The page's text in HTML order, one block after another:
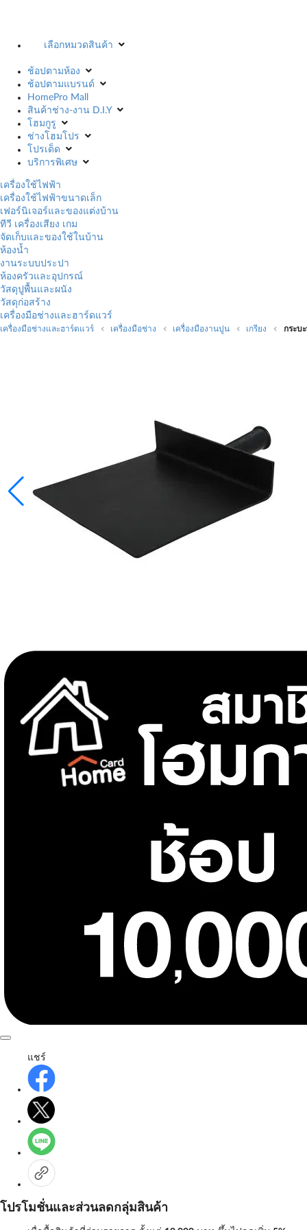
เลือกหมวดสินค้า
ช้อปตามห้อง
ช้อปตามแบรนด์
HomePro Mall
สินค้าช่าง-งาน D.I.Y
โฮมกูรู
ช่างโฮมโปร
โปรเด็ด
บริการพิเศษ
เครื่องใช้ไฟฟ้า
เครื่องใช้ไฟฟ้าขนาดเล็ก
เฟอร์นิเจอร์และของแต่งบ้าน
ทีวี เครื่องเสียง เกม
จัดเก็บและของใช้ในบ้าน
ห้องน้ำ
งานระบบประปา
ห้องครัวและอุปกรณ์
วัสดุปูพื้นและผนัง
วัสดุก่อสร้าง
เครื่องมือช่างและฮาร์ดแวร์
เครื่องมือช่างและฮาร์ดแวร์ เครื่องมือช่าง เครื่องมืองานปูน เกรียง กระบ
แชร์
โปรโมชั่นและส่วนลดกลุ่มสินค้า